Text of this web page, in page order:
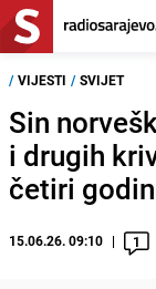
/ VIJESTI / SVIJET
Sin
i drugih
četiri
15.06.26. 09:10 1